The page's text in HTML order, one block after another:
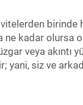
birinde
ne kadar
veya akıntı
siz ve